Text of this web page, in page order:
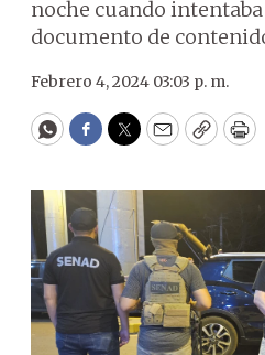
noche cuando
documento de
Febrero 4, 2024 03:03 p. m.
WhatsApp
Facebook
Twitter
EmailCopy